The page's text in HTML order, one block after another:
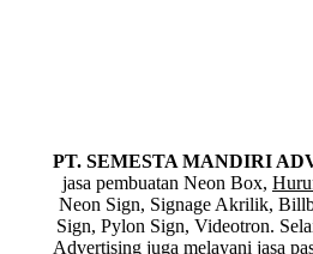
PT. SEMESTA MANDIRI
jasa pembuatan Neon Box,
Neon Sign, Signage Akrilik,
Sign, Pylon Sign, Videotron.
Advertising juga melayani jasa